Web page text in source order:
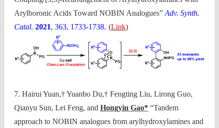
Arylboronic Acids Toward NOBIN Analogues” Adv. Synth.
Catal. 2021, 363, 1733-1738. (Link)
7. Hairui Yuan,† Yuanbo Du,† Fengting Liu, Lirong Guo,
Qianyu Sun, Lei Feng, and Hongyin Gao* “Tandem
approach to NOBIN analogues from arylhydroxylamines and